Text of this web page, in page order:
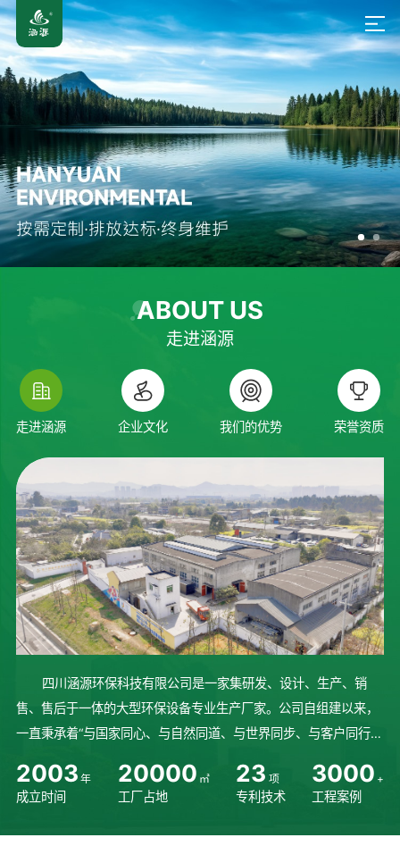
ABOUT US
走进涵源
走进涵源 企业文化 我们的优势 荣誉资质
四川涵源环保科技有限公司是一家集研发、设计、生产、销
售、售后于一体的大型环保设备专业生产厂家。公司自组建以来，
一直秉承着“与国家同心、与自然同道、与世界同步、与客户同行”
术，完善设备生产制造流程...
2003 年
成立时间
20000 ㎡
工厂占地
23 项
专利技术
3000 +
工程案例